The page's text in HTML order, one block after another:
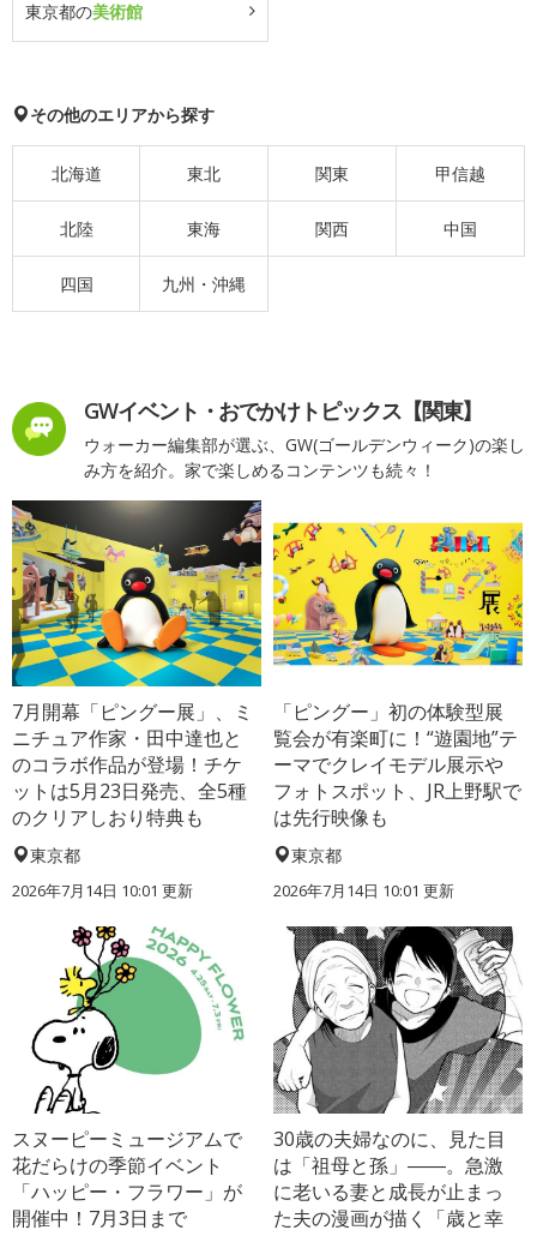
東京都の美術館
その他のエリアから探す
北海道 東北 関東 甲信越
北陸 東海 関西 中国
四国 九州・沖縄
GWイベント・おでかけトピックス【関東】
ウォーカー編集部が選ぶ、GW(ゴールデンウィーク)の楽し
み方を紹介。家で楽しめるコンテンツも続々！
7月開幕「ピングー展」、ミ
ニチュア作家・田中達也と
のコラボ作品が登場！チケ
ットは5月23日発売、全5種
のクリアしおり特典も
東京都
2026年7月14日 10:01 更新
「ピングー」初の体験型展
覧会が有楽町に！“遊園地”テ
ーマでクレイモデル展示や
フォトスポット、JR上野駅で
は先行映像も
東京都
2026年7月14日 10:01 更新
スヌーピーミュージアムで
花だらけの季節イベント
「ハッピー・フラワー」が
開催中！7月3日まで
30歳の夫婦なのに、見た目
は「祖母と孫」――。急激
に老いる妻と成長が止まっ
た夫の漫画が描く「歳と幸